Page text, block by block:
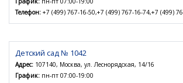
Телефон: +7 (499) 767-16-50,+7 (499) 767-16-74,+7 (499)
Детский сад № 1042
Адрес: 107140, Москва, ул. Леснорядская, 14/16
График: пн-пт 07:00-19:00